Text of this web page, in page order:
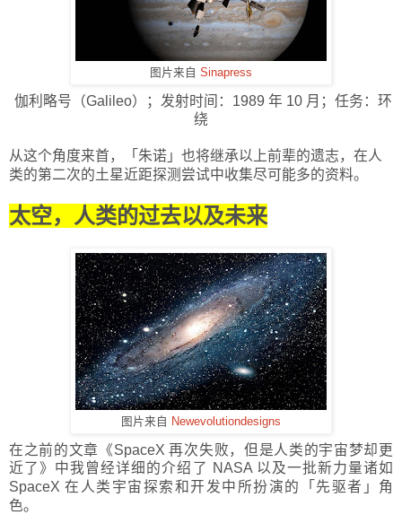
图片来自 Sinapress
伽利略号（Galileo）；发射时间：1989 年 10 月；任务：环
绕
从这个角度来首， 「 朱诺 」 也将继承以上前辈的遗志，在人
类的第二次的土星近距探测尝试中收集尽可能多的资料。
太空，人类的过去以及未来
图片来自 Newevolutiondesigns
在之前的文章《SpaceX 再次失败，但是人类的宇宙梦却更
近了》中我曾经详细的介绍了 NASA 以及一批新力量诸如
SpaceX 在人类宇宙探索和开发中所扮演的
「 先驱者 」 角
色。